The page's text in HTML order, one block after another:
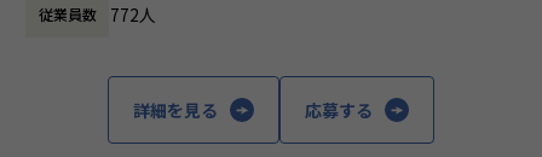
幅が広い！
・上流工程やマネジメント、コンサルタントにステップアッ
チ開発やコンサルティングまで幅広いサービ
スを提供しています。クラウドERPやローコ
ード開発を柱とし、業務効率化やDX推進、経
従業員数 772人
詳細を見る 応募する